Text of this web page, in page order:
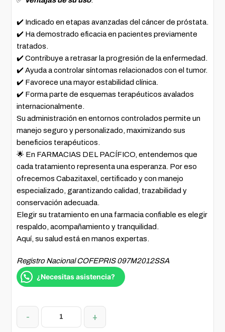
✔️ Indicado en etapas avanzadas del cáncer de próstata.
✔️ Ha demostrado eficacia en pacientes previamente
tratados.
✔️ Contribuye a retrasar la progresión de la enfermedad.
✔️ Ayuda a controlar síntomas relacionados con el tumor.
✔️ Favorece una mayor estabilidad clínica.
✔️ Forma parte de esquemas terapéuticos avalados
internacionalmente.
Su administración en entornos controlados permite un
manejo seguro y personalizado, maximizando sus
beneficios terapéuticos.
🌟 En FARMACIAS DEL PACÍFICO, entendemos que
cada tratamiento representa una esperanza. Por eso
ofrecemos Cabazitaxel, certificado y con manejo
especializado, garantizando calidad, trazabilidad y
conservación adecuada.
Elegir su tratamiento en una farmacia confiable es elegir
respaldo, acompañamiento y tranquilidad.
Aquí, su salud está en manos expertas.
Registro Nacional COFEPRIS 097M2012SSA
¿Necesitas asistencia?
- +